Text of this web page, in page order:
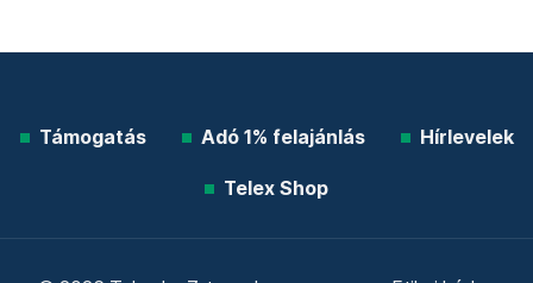
Támogatás Adó 1% felajánlás Hírlevelek
Telex Shop